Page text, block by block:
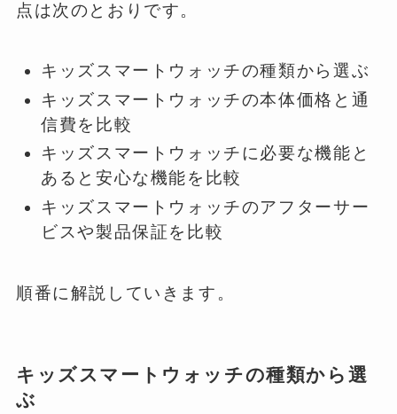
点は次のとおりです。
キッズスマートウォッチの種類から選ぶ
キッズスマートウォッチの本体価格と通
信費を比較
キッズスマートウォッチに必要な機能と
あると安心な機能を比較
キッズスマートウォッチのアフターサー
ビスや製品保証を比較
順番に解説していきます。
キッズスマートウォッチの種類から選
ぶ